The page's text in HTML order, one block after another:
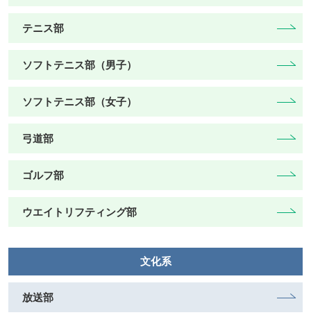
テニス部
ソフトテニス部（男子）
ソフトテニス部（女子）
弓道部
ゴルフ部
ウエイトリフティング部
文化系
放送部